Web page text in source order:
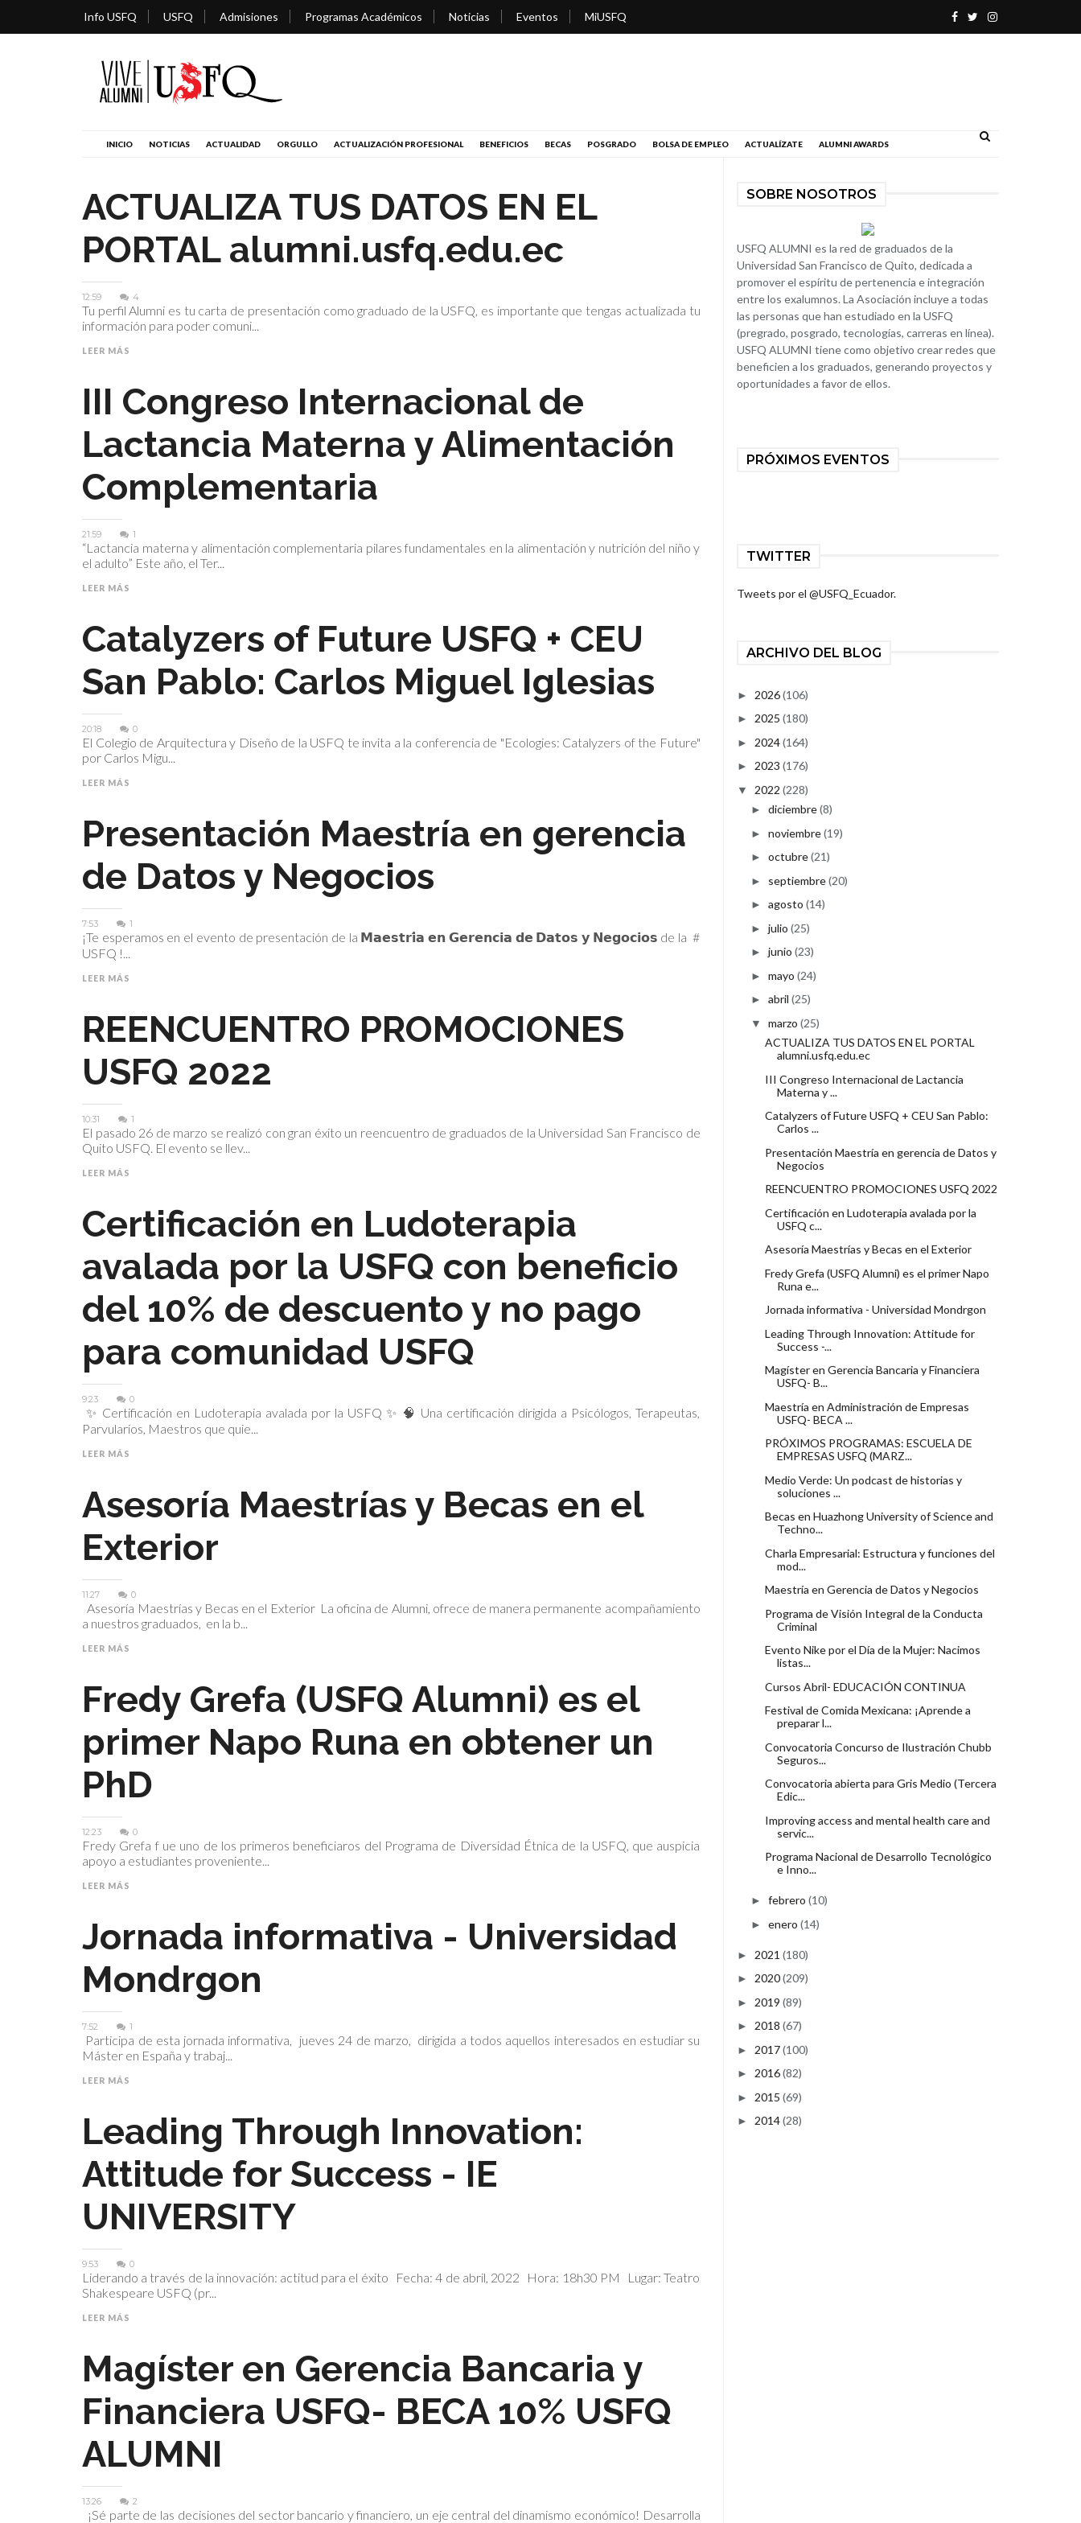
Info USFQ USFQ Admisiones Programas Académicos Noticias Eventos MiUSFQ
INICIO NOTICIAS ACTUALIDAD ORGULLO ACTUALIZACIÓN PROFESIONAL BENEFICIOS BECAS POSGRADO BOLSA DE EMPLEO ACTUALÍZATE ALUMNI AWARDS
ACTUALIZA TUS DATOS EN EL
PORTAL alumni.usfq.edu.ec
12:59 4
Tu perfil Alumni es tu carta de presentación como graduado de la USFQ, es importante que tengas actualizada tu
información para poder comuni...
LEER MÁS
III Congreso Internacional de
Lactancia Materna y Alimentación
Complementaria
21:59 1
“Lactancia materna y alimentación complementaria pilares fundamentales en la alimentación y nutrición del niño y
el adulto” Este año, el Ter...
LEER MÁS
Catalyzers of Future USFQ + CEU
San Pablo: Carlos Miguel Iglesias
20:18 0
El Colegio de Arquitectura y Diseño de la USFQ te invita a la conferencia de "Ecologies: Catalyzers of the Future"
por Carlos Migu...
LEER MÁS
Presentación Maestría en gerencia
de Datos y Negocios
7:53 1
¡Te esperamos en el evento de presentación de la 𝗠𝗮𝗲𝘀𝘁𝗿𝗶́𝗮 𝗲𝗻 𝗚𝗲𝗿𝗲𝗻𝗰𝗶𝗮 𝗱𝗲 𝗗𝗮𝘁𝗼𝘀 𝘆 𝗡𝗲𝗴𝗼𝗰𝗶𝗼𝘀 de la #
USFQ !...
LEER MÁS
REENCUENTRO PROMOCIONES
USFQ 2022
10:31 1
El pasado 26 de marzo se realizó con gran éxito un reencuentro de graduados de la Universidad San Francisco de
Quito USFQ. El evento se llev...
LEER MÁS
Certificación en Ludoterapia
avalada por la USFQ con beneficio
del 10% de descuento y no pago
para comunidad USFQ
9:23 0
✨ Certificación en Ludoterapia avalada por la USFQ ✨ 🧠 Una certificación dirigida a Psicólogos, Terapeutas,
Parvularios, Maestros que quie...
LEER MÁS
Asesoría Maestrías y Becas en el
Exterior
11:27 0
Asesoría Maestrías y Becas en el Exterior La oficina de Alumni, ofrece de manera permanente acompañamiento
a nuestros graduados, en la b...
LEER MÁS
Fredy Grefa (USFQ Alumni) es el
primer Napo Runa en obtener un
PhD
12:23 0
Fredy Grefa f ue uno de los primeros beneficiaros del Programa de Diversidad Étnica de la USFQ, que auspicia
apoyo a estudiantes proveniente...
LEER MÁS
Jornada informativa - Universidad
Mondrgon
7:52 1
Participa de esta jornada informativa, jueves 24 de marzo, dirigida a todos aquellos interesados en estudiar su
Máster en España y trabaj...
LEER MÁS
Leading Through Innovation:
Attitude for Success - IE
UNIVERSITY
9:53 0
Liderando a través de la innovación: actitud para el éxito Fecha: 4 de abril, 2022 Hora: 18h30 PM Lugar: Teatro
Shakespeare USFQ (pr...
LEER MÁS
Magíster en Gerencia Bancaria y
Financiera USFQ- BECA 10% USFQ
ALUMNI
13:26 2
¡Sé parte de las decisiones del sector bancario y financiero, un eje central del dinamismo económico! Desarrolla
SOBRE NOSOTROS
USFQ ALUMNI es la red de graduados de la
Universidad San Francisco de Quito, dedicada a
promover el espíritu de pertenencia e integración
entre los exalumnos. La Asociación incluye a todas
las personas que han estudiado en la USFQ
(pregrado, posgrado, tecnologías, carreras en línea).
USFQ ALUMNI tiene como objetivo crear redes que
beneficien a los graduados, generando proyectos y
oportunidades a favor de ellos.
PRÓXIMOS EVENTOS
TWITTER
Tweets por el @USFQ_Ecuador.
ARCHIVO DEL BLOG
► 2026(106)
► 2025 (180)
► 2024(164)
► 2023 (176)
▼ 2022 (228)
► diciembre(8)
► noviembre(19)
► octubre(21)
► septiembre(20)
► agosto (14)
► julio (25)
► junio (23)
► mayo (24)
► abril (25)
▼ marzo (25)
ACTUALIZA TUS DATOS EN EL PORTAL
alumni.usfq.edu.ec
III Congreso Internacional de Lactancia
Materna y ...
Catalyzers of Future USFQ + CEU San Pablo:
Carlos ...
Presentación Maestría en gerencia de Datos y
Negocios
REENCUENTRO PROMOCIONES USFQ 2022
Certificación en Ludoterapia avalada por la
USFQ c...
Asesoría Maestrías y Becas en el Exterior
Fredy Grefa (USFQ Alumni) es el primer Napo
Runa e...
Jornada informativa - Universidad Mondrgon
Leading Through Innovation: Attitude for
Success -...
Magíster en Gerencia Bancaria y Financiera
USFQ- B...
Maestría en Administración de Empresas
USFQ- BECA ...
PRÓXIMOS PROGRAMAS: ESCUELA DE
EMPRESAS USFQ (MARZ...
Medio Verde: Un podcast de historias y
soluciones ...
Becas en Huazhong University of Science and
Techno...
Charla Empresarial: Estructura y funciones del
mod...
Maestría en Gerencia de Datos y Negocios
Programa de Visión Integral de la Conducta
Criminal
Evento Nike por el Día de la Mujer: Nacimos
listas...
Cursos Abril- EDUCACIÓN CONTINUA
Festival de Comida Mexicana: ¡Aprende a
preparar l...
Convocatoria Concurso de Ilustración Chubb
Seguros...
Convocatoria abierta para Gris Medio (Tercera
Edic...
Improving access and mental health care and
servic...
Programa Nacional de Desarrollo Tecnológico
e Inno...
► febrero (10)
► enero (14)
► 2021 (180)
► 2020(209)
► 2019 (89)
► 2018 (67)
► 2017(100)
► 2016(82)
► 2015 (69)
► 2014(28)